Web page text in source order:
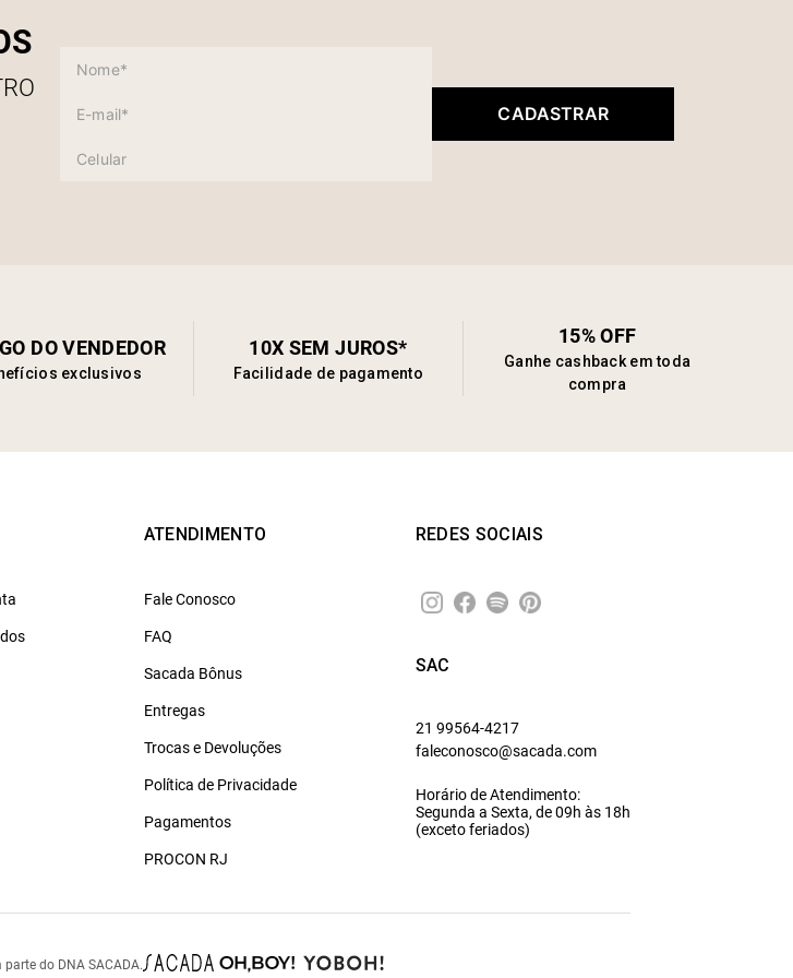
CADASTRAR
DO VENDEDOR
exclusivos
10X SEM JUROS*
Facilidade de pagamento
15% OFF
Ganhe cashback em toda
compra
ATENDIMENTO
Fale Conosco
FAQ
Sacada Bônus
Entregas
Trocas e Devoluções
Política de Privacidade
Pagamentos
PROCON RJ
REDES SOCIAIS
SAC
21 99564-4217
faleconosco@sacada.com
Horário de Atendimento:
Segunda a Sexta, de 09h às 18h
(exceto feriados)
do DNA SACADA.